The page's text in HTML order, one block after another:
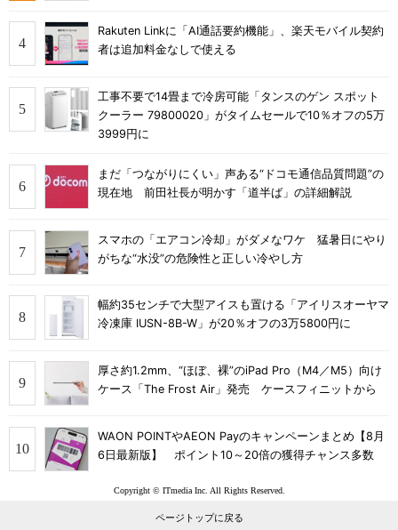
Rakuten Linkに「AI通話要約機能」、楽天モバイル契約
者は追加料金なしで使える
工事不要で14畳まで冷房可能「タンスのゲン スポット
クーラー 79800020」がタイムセールで10％オフの5万
3999円に
まだ「つながりにくい」声ある“ドコモ通信品質問題”の
現在地 前田社長が明かす「道半ば」の詳細解説
スマホの「エアコン冷却」がダメなワケ 猛暑日にやり
がちな“水没”の危険性と正しい冷やし方
幅約35センチで大型アイスも置ける「アイリスオーヤマ
冷凍庫 IUSN-8B-W」が20％オフの3万5800円に
厚さ約1.2mm、“ほぼ、裸”のiPad Pro（M4／M5）向け
ケース「The Frost Air」発売 ケースフィニットから
WAON POINTやAEON Payのキャンペーンまとめ【8月
6日最新版】 ポイント10～20倍の獲得チャンス多数
Copyright © ITmedia Inc. All Rights Reserved.
ページトップに戻る